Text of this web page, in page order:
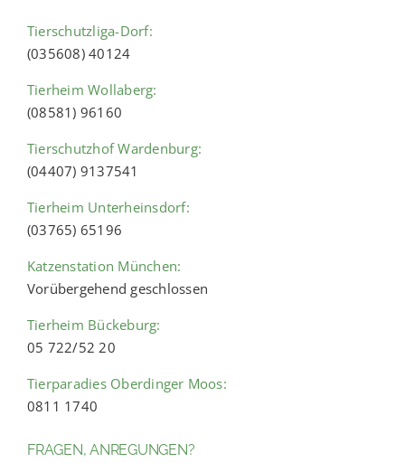
Tierschutzliga-Dorf:
(035608) 40124
Tierheim Wollaberg:
(08581) 96160
Tierschutzhof Wardenburg:
(04407) 9137541
Tierheim Unterheinsdorf:
(03765) 65196
Katzenstation München:
Vorübergehend geschlossen
Tierheim Bückeburg:
05 722/52 20
Tierparadies Oberdinger Moos:
0811 1740
FRAGEN, ANREGUNGEN?